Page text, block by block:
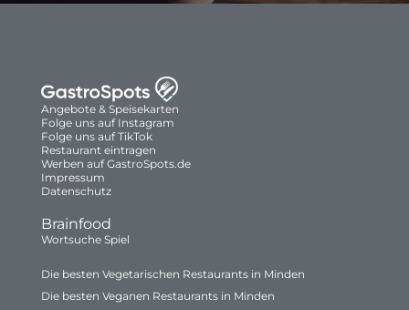
Angebote & Speisekarten
Folge uns auf Instagram
Folge uns auf TikTok
Restaurant eintragen
Werben auf GastroSpots.de
Impressum
Datenschutz
Brainfood
Wortsuche Spiel
Die besten Vegetarischen Restaurants in Minden
Die besten Veganen Restaurants in Minden